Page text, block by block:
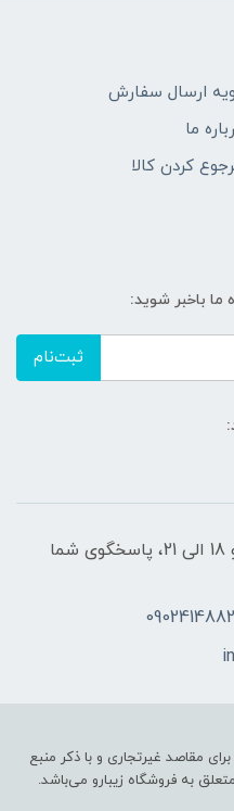
ارسال سفارش
ما
کردن کالا
باخبر شوید:
ثبت‌نام
روزهای کاری از ساعت 10 الی 14 و 18 الی 21، پاسخگوی شما
مقاصد غیرتجاری و با ذکر منبع
به فروشگاه زیبارو می‌باشد.